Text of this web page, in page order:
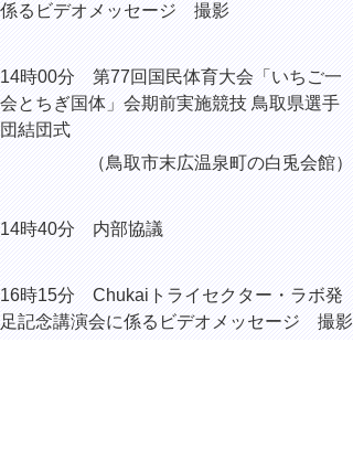
係るビデオメッセージ 撮影
14時00分 第77回国民体育大会「いちご一
会とちぎ国体」会期前実施競技 鳥取県選手
団結団式
（鳥取市末広温泉町の白兎会館）
14時40分 内部協議
16時15分 Chukaiトライセクター・ラボ発
足記念講演会に係るビデオメッセージ 撮影